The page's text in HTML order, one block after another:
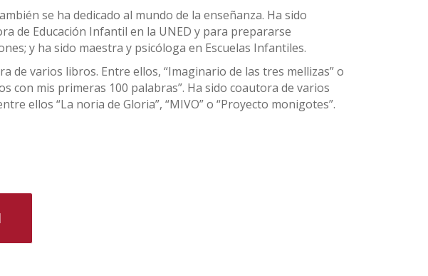
se ha dedicado al mundo de la enseñanza. Ha sido
de Educación Infantil en la UNED y para prepararse
y ha sido maestra y psicóloga en Escuelas Infantiles.
de varios libros. Entre ellos, “Imaginario de las tres mellizas” o
con mis primeras 100 palabras”. Ha sido coautora de varios
ellos “La noria de Gloria”, “MIVO” o “Proyecto monigotes”.